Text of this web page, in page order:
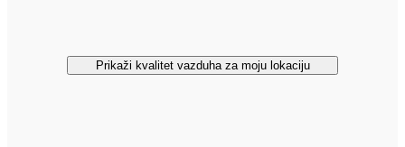
Prikaži kvalitet vazduha za moju lokaciju